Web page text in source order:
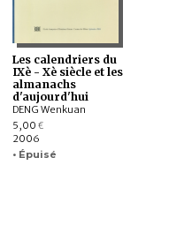
Les calendriers du
IXè - Xè siècle et les
almanachs
d'aujourd'hui
DENG Wenkuan
5,00 €
2006
• Épuisé